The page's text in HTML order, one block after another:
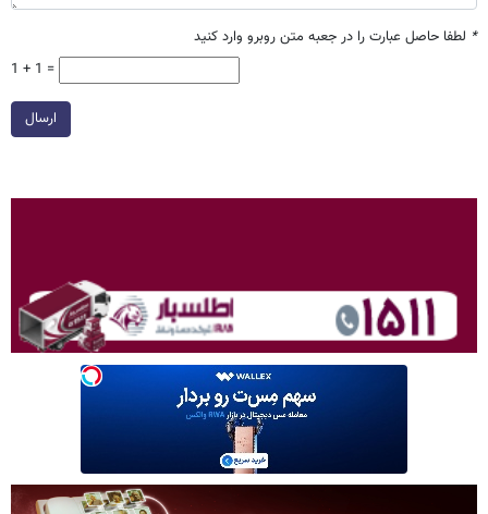
* لطفا حاصل عبارت را در جعبه متن روبرو وارد کنید
1 + 1 =
ارسال